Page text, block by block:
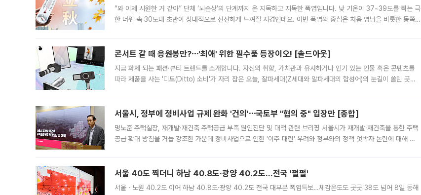
“와 이제 시원한 거 같아” 단체 ‘뇌손상’의 단계까지 온 지독하고 지독한 폭염입니다. 낮 기온이 37~39도를 찍는 극
한 더위 속 30도대 초반이 상대적으로 선선하게 느껴질 지경인데요. 이번 폭염의 중심은 처음 영남을 비롯한 동쪽
콘서트 갈 때 응원봉만?⋯'최애' 위한 필수품 등장이오! [솔드아웃]
지금 화제 되는 패션·뷰티 트렌드를 소개합니다. 자신의 취향, 가치관과 유사하거나 인기 있는 인물 혹은 콘텐츠를
따라 제품을 사는 '디토(Ditto) 소비'가 자리 잡은 오늘, 잘파세대(Z세대와 알파세대의 합성어)의 눈길이 쏠린 곳은
서울시, 정부에 정비사업 규제 완화 '건의'⋯국토부 "협의 중" 입장만 [종합]
명노준 주택실장, 재개발·재건축 주택공급 부족 원인진단 및 대책 관련 브리핑 서울시가 재개발·재건축을 통한 주택
공급 확대 방침을 거듭 강조한 가운데 정비사업으로 인한 '이주 대란' 우려와 정부와의 정책 엇박자 논란에 대해 정
서울 40도 찍더니 하남 40.8도·광양 40.2도…전국 '펄펄'
서울ㆍ노원 40.2도 이어 하남 40.8도·광양 40.2도 전국 대부분 폭염특보…체감온도도 곳곳 38도 넘어 8일 동해